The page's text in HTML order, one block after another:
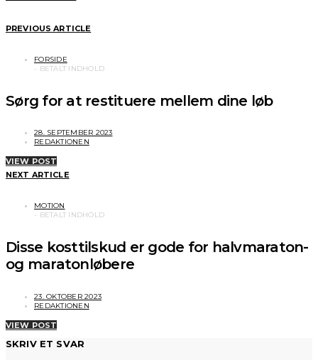
PREVIOUS ARTICLE
FORSIDE
Sørg for at restituere mellem dine løb
28. SEPTEMBER 2023
REDAKTIONEN
VIEW POST
NEXT ARTICLE
MOTION
Disse kosttilskud er gode for halvmaraton-
og maratonløbere
23. OKTOBER 2023
REDAKTIONEN
VIEW POST
SKRIV ET SVAR